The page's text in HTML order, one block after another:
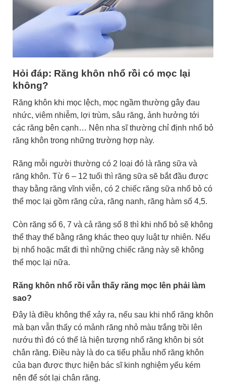
Hỏi đáp: Răng khôn nhổ rồi có mọc lại
không?
Răng khôn khi mọc lệch, mọc ngầm thường gây đau
nhức, viêm nhiễm, lợi trùm, sâu răng, ảnh hưởng tới
các răng bên cạnh… Nên nha sĩ thường chỉ định nhổ bỏ
răng khôn trong những trường hợp này.
Răng mỗi người thường có 2 loại đó là răng sữa và
răng khôn. Từ 6 – 12 tuổi thì răng sữa sẽ bắt đầu được
thay bằng răng vĩnh viễn, có 2 chiếc răng sữa nhổ bỏ có
thể mọc lại gồm răng cửa, răng nanh, răng hàm số 4,5.
Còn răng số 6, 7 và cả răng số 8 thì khi nhổ bỏ sẽ không
thể thay thế bằng răng khác theo quy luật tự nhiên. Nếu
bị nhổ hoặc mất đi thì những chiếc răng này sẽ không
thể mọc lại nữa.
Răng khôn nhổ rồi vẫn thấy răng mọc lên phải làm
sao?
Đây là điều không thể xảy ra, nếu sau khi nhổ răng khôn
mà bạn vẫn thấy có mảnh răng nhỏ màu trắng trồi lên
nướu thì đó có thể là hiện tượng nhổ răng khôn bị sót
chân răng. Điều này là do ca tiểu phẫu nhổ răng khôn
của bạn được thực hiện bác sĩ kinh nghiệm yếu kém
nên để sót lại chân răng.